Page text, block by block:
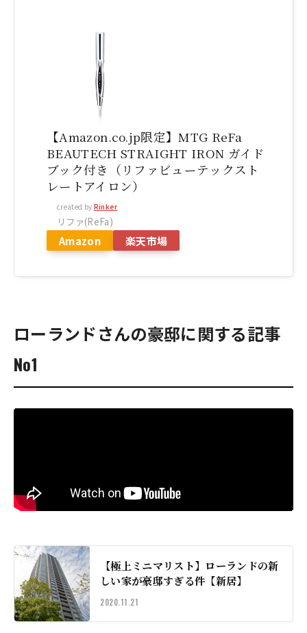
【Amazon.co.jp限定】MTG ReFa
BEAUTECH STRAIGHT IRON ガイド
ブック付き（リファビューテックスト
レートアイロン）
created by Rinker
リファ(ReFa)
Amazon 楽天市場
ローランドさんの豪邸に関する記事
No1
【極上ミニマリスト】ローランドの新
しい家が豪邸すぎる件【新居】
2020.11.21